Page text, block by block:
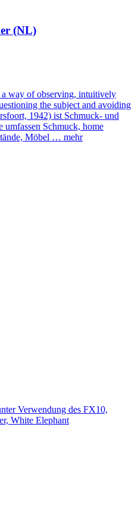
(NL)
a way of observing, intuitively
the subject and avoiding
1942) ist Schmuck- und
umfassen Schmuck, home
Möbel … mehr
Verwendung des FX10,
White Elephant